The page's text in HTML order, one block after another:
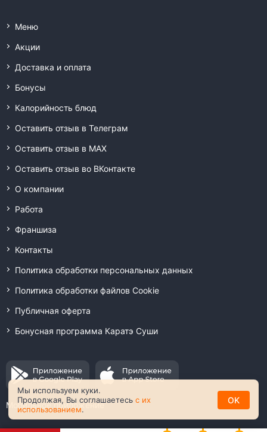
Меню
Акции
Доставка и оплата
Бонусы
Калорийность блюд
Оставить отзыв в Телеграм
Оставить отзыв в MAX
Оставить отзыв во ВКонтакте
О компании
Работа
Франшиза
Контакты
Политика обработки персональных данных
Политика обработки файлов Cookie
Публичная оферта
Бонусная программа Каратэ Суши
Мобильное приложение
Мы используем куки.
Продолжая, Вы соглашаетесь с их
использованием.
OK